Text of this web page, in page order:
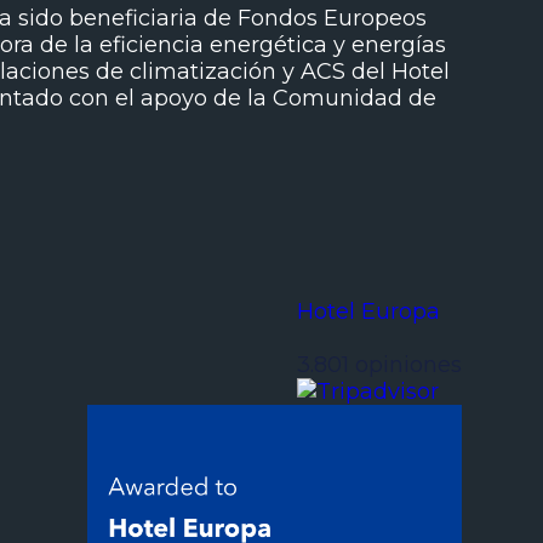
sido beneficiaria de Fondos Europeos
de la eficiencia energética y energías
de climatización y ACS del Hotel
con el apoyo de la Comunidad de
Hotel Europa